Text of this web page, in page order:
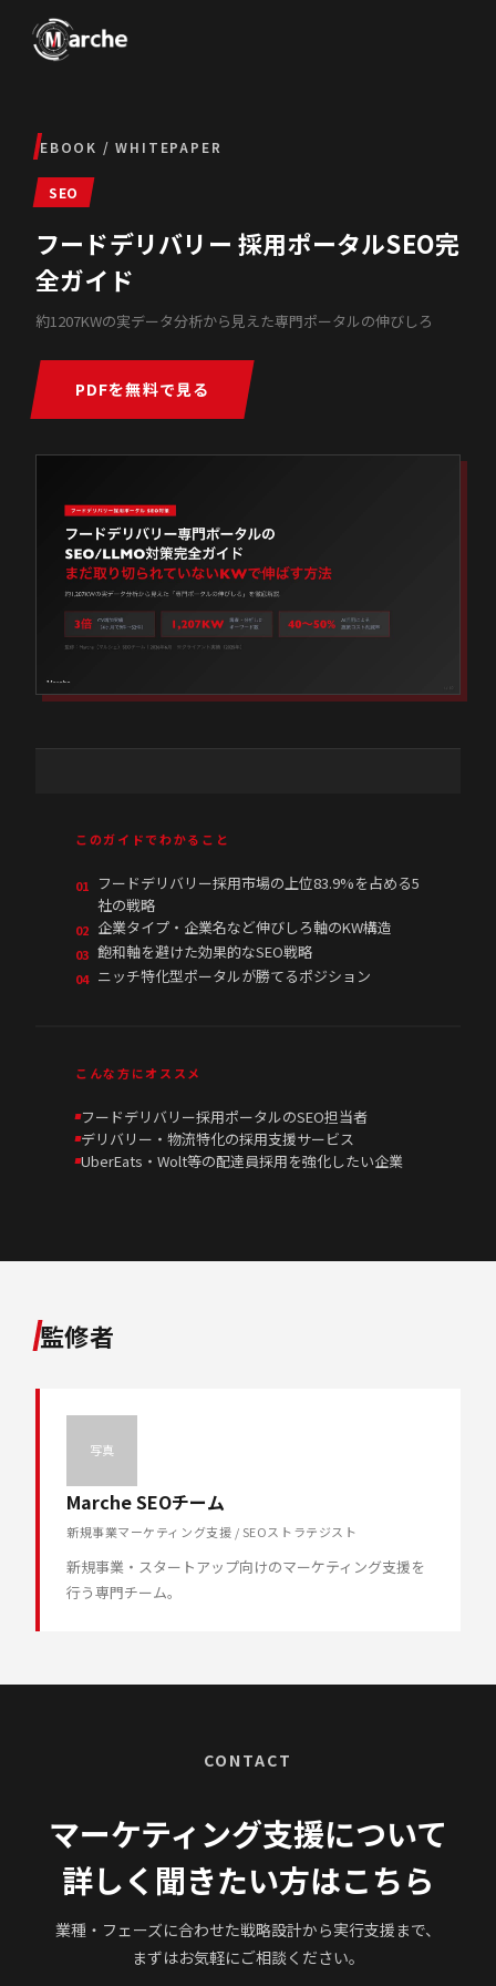
EBOOK / WHITEPAPER
SEO
フードデリバリー 採用ポータルSEO完
全ガイド
約1207KWの実データ分析から見えた専門ポータルの伸びしろ
PDFを無料で見る
このガイドでわかること
01
フードデリバリー採用市場の上位83.9%を占める5
社の戦略
02 企業タイプ・企業名など伸びしろ軸のKW構造
03 飽和軸を避けた効果的なSEO戦略
04 ニッチ特化型ポータルが勝てるポジション
こんな方にオススメ
フードデリバリー採用ポータルのSEO担当者
デリバリー・物流特化の採用支援サービス
UberEats・Wolt等の配達員採用を強化したい企業
監修者
写真
Marche SEOチーム
新規事業マーケティング支援 / SEOストラテジスト
新規事業・スタートアップ向けのマーケティング支援を
行う専門チーム。
CONTACT
マーケティング支援について
詳しく聞きたい方はこちら
業種・フェーズに合わせた戦略設計から実行支援まで、
まずはお気軽にご相談ください。